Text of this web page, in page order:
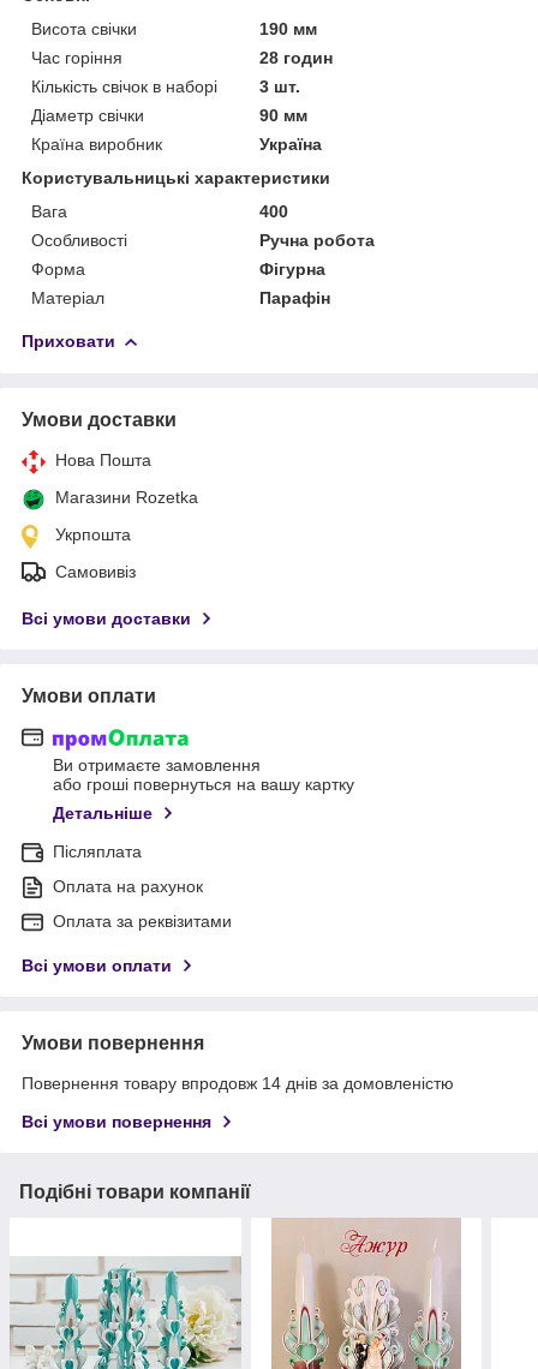
Висота свічки
190 мм
Час горіння
28 годин
Кількість свічок в наборі
3 шт.
Діаметр свічки
90 мм
Країна виробник
Україна
Користувальницькі характеристики
Вага
400
Особливості
Ручна робота
Форма
Фігурна
Матеріал
Парафін
Приховати
Умови доставки
Нова Пошта
Магазини Rozetka
Укрпошта
Самовивіз
Всі умови доставки
Умови оплати
Ви отримаєте замовлення
або гроші повернуться на вашу картку
Детальніше
Післяплата
Оплата на рахунок
Оплата за реквізитами
Всі умови оплати
Умови повернення
Повернення товару впродовж 14 днів за домовленістю
Всі умови повернення
Подібні товари компанії